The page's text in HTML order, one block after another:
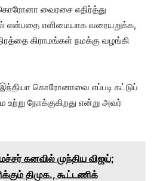
கொரோனா வைரசை எதிர்த்து
என்பதை எளிமையாக வரையறுக்க,
கிராமங்கள் நமக்கு வழங்கி
கொரோனாவை எப்படி கட்டுப்
உற்று நோக்குகிறது என்று அவர்
கனவில் முந்திய விஜய்;
திமுக., கூட்டணிக்